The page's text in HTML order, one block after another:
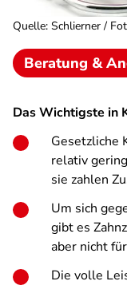
Quelle: Schlierner /
Beratung &
Das Wichtigste in
Gesetzliche
relativ
sie zahlen
Um sich
gibt es
aber nicht
Die volle